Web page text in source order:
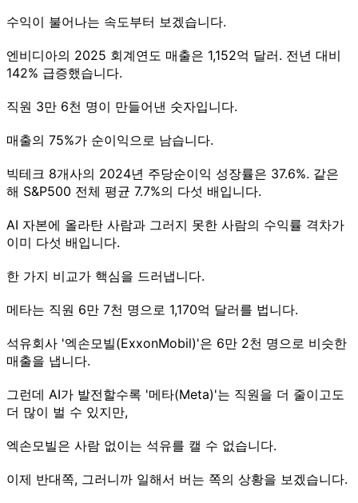
수익이 불어나는 속도부터 보겠습니다.
엔비디아의 2025 회계연도 매출은 1,152억 달러. 전년 대비
142% 급증했습니다.
직원 3만 6천 명이 만들어낸 숫자입니다.
매출의 75%가 순이익으로 남습니다.
빅테크 8개사의 2024년 주당순이익 성장률은 37.6%. 같은
해 S&P500 전체 평균 7.7%의 다섯 배입니다.
AI 자본에 올라탄 사람과 그러지 못한 사람의 수익률 격차가
이미 다섯 배입니다.
한 가지 비교가 핵심을 드러냅니다.
메타는 직원 6만 7천 명으로 1,170억 달러를 법니다.
석유회사 '엑손모빌(ExxonMobil)'은 6만 2천 명으로 비슷한
매출을 냅니다.
그런데 AI가 발전할수록 '메타(Meta)'는 직원을 더 줄이고도
더 많이 벌 수 있지만,
엑손모빌은 사람 없이는 석유를 캘 수 없습니다.
이제 반대쪽, 그러니까 일해서 버는 쪽의 상황을 보겠습니다.